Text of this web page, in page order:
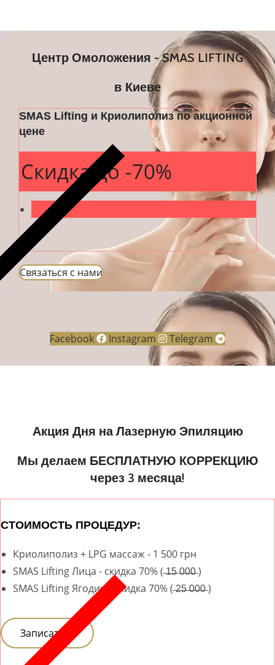
Центр Омоложения - SMAS LIFTING
в Киеве
SMAS Lifting и Криолиполиз по акционной
цене
Скидка до -70%
Cвязаться с нами
Facebook Instagram Telegram
Акция Дня на Лазерную Эпиляцию
Мы делаем БЕСПЛАТНУЮ КОРРЕКЦИЮ
через 3 месяца!
СТОИМОСТЬ ПРОЦЕДУР:
Криолиполиз + LPG массаж - 1 500 грн
SMAS Lifting Лица - скидка 70% ( ̶1̶5̶ ̶0̶0̶0̶ )
SMAS Lifting Ягодиц - скидка 70% ( ̶2̶5̶ ̶0̶0̶0̶ )
Записаться